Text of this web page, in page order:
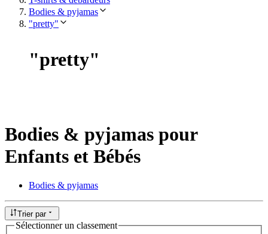
Bodies & pyjamas
"pretty"
"pretty"
Bodies & pyjamas pour
Enfants et Bébés
Bodies & pyjamas
Trier par
Sélectionner un classement